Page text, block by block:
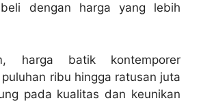
dengan harga yang lebih
harga batik kontemporer
ribu hingga ratusan juta
pada kualitas dan keunikan